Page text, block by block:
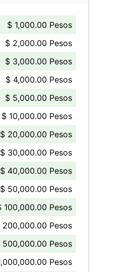
$ 1,000.00 Pesos
$ 2,000.00 Pesos
$ 3,000.00 Pesos
$ 4,000.00 Pesos
$ 5,000.00 Pesos
$ 10,000.00 Pesos
$ 20,000.00 Pesos
$ 30,000.00 Pesos
$ 40,000.00 Pesos
$ 50,000.00 Pesos
100,000.00 Pesos
200,000.00 Pesos
500,000.00 Pesos
Pesos